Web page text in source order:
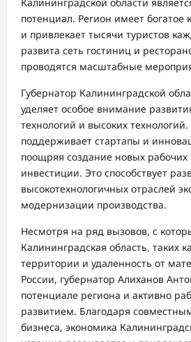
потенциал. Регион имеет богатое
и привлекает тысячи туристов
развита сеть гостиниц и
проводятся масштабные
Губернатор Калининградской
уделяет особое внимание
технологий и высоких
поддерживает стартапы и
поощряя создание новых рабочих
инвестиции. Это способствует
высокотехнологичных отраслей
модернизации производства.
Несмотря на ряд вызовов, с
Калининградская область, таких
территории и удаленность от
России, губернатор Алиханов
потенциале региона и активно
развитием. Благодаря
бизнеса, экономика